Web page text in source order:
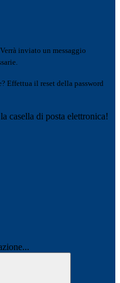
Verrà inviato un messaggio
Effettua il reset della password
casella di posta elettronica!